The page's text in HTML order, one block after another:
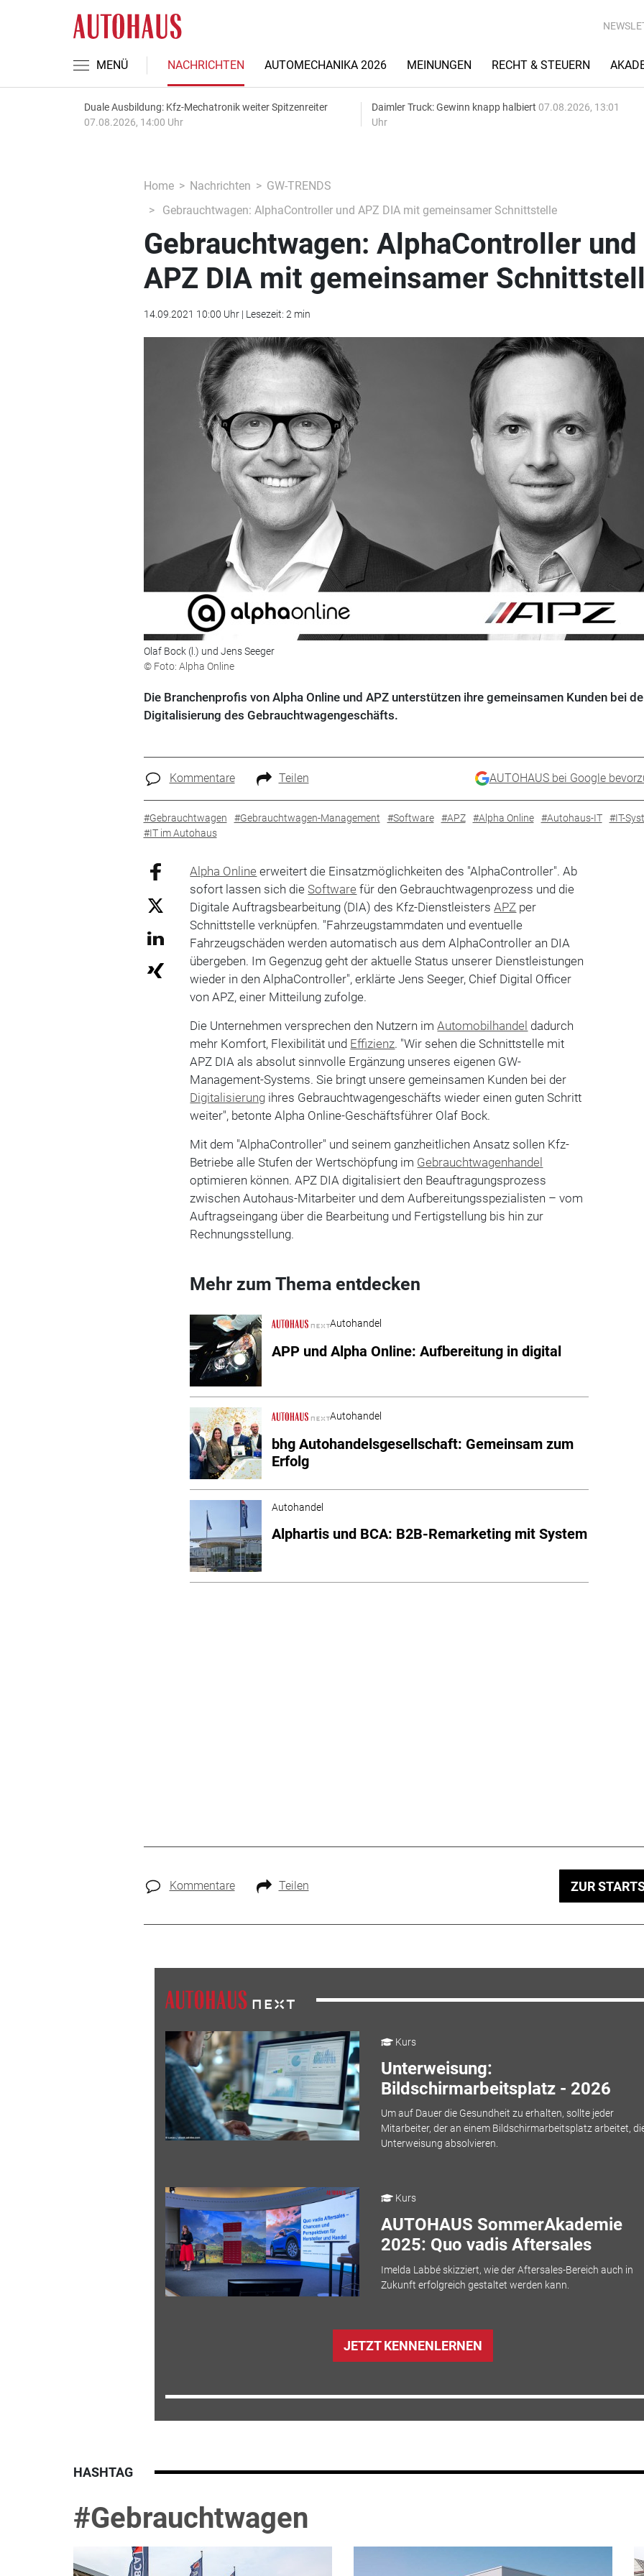
MENÜ NACHRICHTEN AUTOMECHANIKA 2026 MEINUNGEN RECHT & STEUERN
Duale Ausbildung: Kfz-Mechatronik weiter Spitzenreiter
07.08.2026, 14:00 Uhr
Daimler Truck: Gewinn knapp halbiert 07.08.2026, 13:01
Uhr
Home Nachrichten
GW-TRENDS
Gebrauchtwagen: AlphaController und APZ DIA mit gemeinsamer Schnittstelle
Gebrauchtwagen: AlphaController und
APZ DIA mit gemeinsamer
14.09.2021 10:00 Uhr | Lesezeit: 2 min
Olaf Bock (l.) und Jens Seeger
© Foto: Alpha Online
Die Branchenprofis von Alpha Online und APZ unterstützen ihre gemeinsamen Kunden bei
Digitalisierung des Gebrauchtwagengeschäfts.
Kommentare Teilen AUTOHAUS bei Google
#Gebrauchtwagen #Gebrauchtwagen-Management #Software #APZ #Alpha Online #Autohaus-IT
#IT-
#IT im Autohaus
Alpha Online erweitert die Einsatzmöglichkeiten des "AlphaController". Ab
sofort lassen sich die Software für den Gebrauchtwagenprozess und die
Digitale Auftragsbearbeitung (DIA) des Kfz-DienstleistersAPZ per
Schnittstelle verknüpfen. "Fahrzeugstammdaten und eventuelle
Fahrzeugschäden werden automatisch aus dem AlphaController an DIA
übergeben. Im Gegenzug geht der aktuelle Status unserer Dienstleistungen
wieder in den AlphaController", erklärte Jens Seeger, Chief Digital Officer
von APZ, einer Mitteilung zufolge.
Die Unternehmen versprechen den Nutzern imAutomobilhandel dadurch
mehr Komfort, Flexibilität und Effizienz. "Wir sehen die Schnittstelle mit
APZ DIA als absolut sinnvolle Ergänzung unseres eigenen GW-
Management-Systems. Sie bringt unsere gemeinsamen Kunden bei der
Digitalisierung ihres Gebrauchtwagengeschäfts wieder einen guten Schritt
weiter", betonte Alpha Online-Geschäftsführer Olaf Bock.
Mit dem "AlphaController" und seinem ganzheitlichen Ansatz sollen Kfz-
Betriebe alle Stufen der Wertschöpfung im Gebrauchtwagenhandel
optimieren können. APZ DIA digitalisiert den Beauftragungsprozess
zwischen Autohaus-Mitarbeiter und dem Aufbereitungsspezialisten – vom
Auftragseingang über die Bearbeitung und Fertigstellung bis hin zur
Rechnungsstellung.
Mehr zum Thema entdecken
Autohandel
APP und Alpha Online: Aufbereitung in digital
Autohandel
bhg Autohandelsgesellschaft: Gemeinsam zum
Erfolg
Autohandel
Alphartis und BCA: B2B-Remarketing mit System
Kommentare Teilen ZUR
Kurs
Unterweisung:
Bildschirmarbeitsplatz - 2026
Um auf Dauer die Gesundheit zu erhalten, sollte jeder
Mitarbeiter, der an einem Bildschirmarbeitsplatz arbeitet,
Unterweisung absolvieren.
Kurs
AUTOHAUS SommerAkademie
2025: Quo vadis Aftersales
Imelda Labbé skizziert, wie der Aftersales-Bereich auch in
Zukunft erfolgreich gestaltet werden kann.
JETZT KENNENLERNEN
HASHTAG
#Gebrauchtwagen